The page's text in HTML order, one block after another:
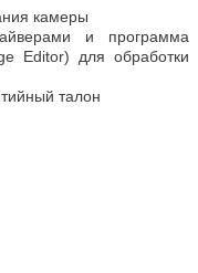
камеры
и программа
Editor) для обработки
талон